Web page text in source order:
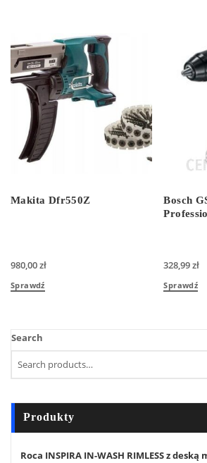
Makita Dfr550Z
980,00zł
Sprawdź
Bosch
328,99zł
Sprawdź
Search
Produkty
Roca INSPIRA IN-WASH RIMLESS z deską